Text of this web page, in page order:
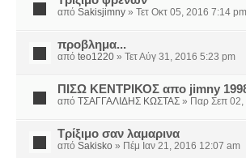
από Sakisjimny » Τετ Οκτ 05, 2016 7:14 pm
προβλημα...
από teo1220 » Τετ Αύγ 31, 2016 5:23 pm
ΠΙΣΩ ΚΕΝΤΡΙΚΟΣ απο jimny
από ΤΣΑΓΓΑΛΙΔΗΣ ΚΩΣΤΑΣ » Παρ Σεπ 02,
Τρίξιμο σαν λαμαρινα
από Sakisko » Πέμ Ιαν 21, 2016 12:07 am